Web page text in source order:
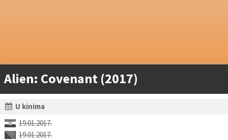
Alien: Covenant (2017)
U kinima
19.01.2017.
19.01.2017.